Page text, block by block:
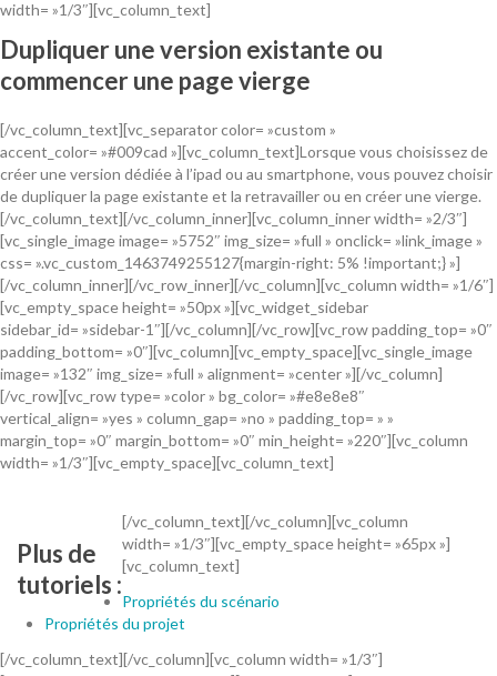
width= »1/3″][vc_column_text]
Dupliquer une version existante ou
commencer une page vierge
[/vc_column_text][vc_separator color= »custom »
accent_color= »#009cad »][vc_column_text]Lorsque vous choisissez de
créer une version dédiée à l’ipad ou au smartphone, vous pouvez choisir
de dupliquer la page existante et la retravailler ou en créer une vierge.
[/vc_column_text][/vc_column_inner][vc_column_inner width= »2/3″]
[vc_single_image image= »5752″ img_size= »full » onclick= »link_image »
css= ».vc_custom_1463749255127{margin-right: 5% !important;} »]
[/vc_column_inner][/vc_row_inner][/vc_column][vc_column width= »1/6″]
[vc_empty_space height= »50px »][vc_widget_sidebar
sidebar_id= »sidebar-1″][/vc_column][/vc_row][vc_row padding_top= »0″
padding_bottom= »0″][vc_column][vc_empty_space][vc_single_image
image= »132″ img_size= »full » alignment= »center »][/vc_column]
[/vc_row][vc_row type= »color » bg_color= »#e8e8e8″
vertical_align= »yes » column_gap= »no » padding_top= » »
margin_top= »0″ margin_bottom= »0″ min_height= »220″][vc_column
width= »1/3″][vc_empty_space][vc_column_text]
Plus de
tutoriels :
[/vc_column_text][/vc_column][vc_column
width= »1/3″][vc_empty_space height= »65px »]
[vc_column_text]
Propriétés du scénario
Propriétés du projet
[/vc_column_text][/vc_column][vc_column width= »1/3″]